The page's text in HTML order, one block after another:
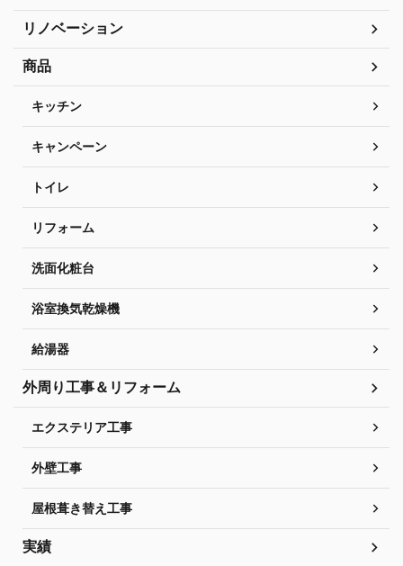
リノベーション
商品
キッチン
キャンペーン
トイレ
リフォーム
洗面化粧台
浴室換気乾燥機
給湯器
外周り工事＆リフォーム
エクステリア工事
外壁工事
屋根葺き替え工事
実績